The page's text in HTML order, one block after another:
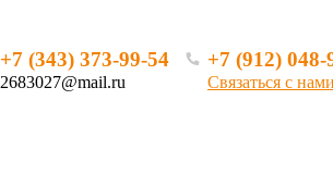
+7 (343) 373-99-54
2683027@mail.ru
+7 (912) 048-
Связаться с нами